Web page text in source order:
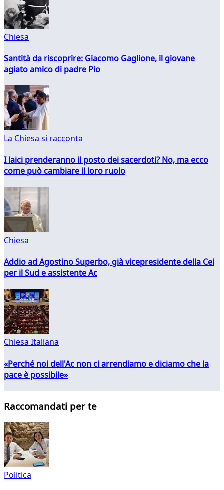
Chiesa
Santità da riscoprire: Giacomo Gaglione, il giovane
agiato amico di padre Pio
La Chiesa si racconta
I laici prenderanno il posto dei sacerdoti? No, ma ecco
come può cambiare il loro ruolo
Chiesa
Addio ad Agostino Superbo, già vicepresidente della Cei
per il Sud e assistente Ac
Chiesa Italiana
«Perché noi dell'Ac non ci arrendiamo e diciamo che la
pace è possibile»
Raccomandati per te
Politica